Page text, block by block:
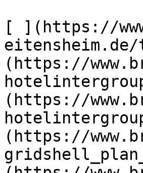
[ ](https://
(https://
(https://
(https://